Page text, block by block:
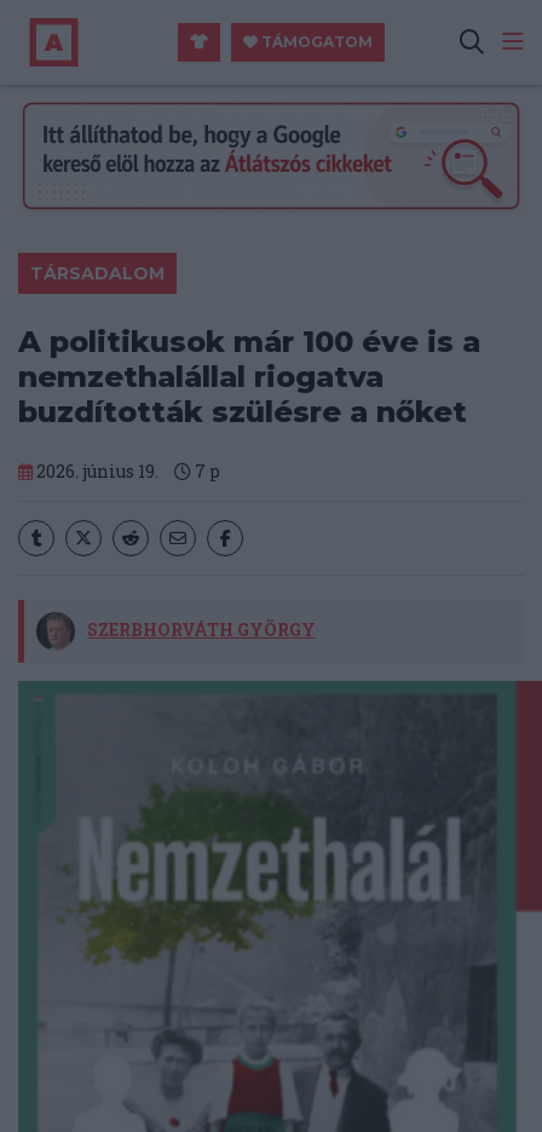
TÁMOGATOM
TÁRSADALOM
A politikusok már 100 éve is a
nemzethalállal riogatva
buzdították szülésre a nőket
2026. június 19. 7 p
SZERBHORVÁTH GYÖRGY